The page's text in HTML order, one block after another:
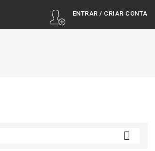
ENTRAR / CRIAR CONTA
